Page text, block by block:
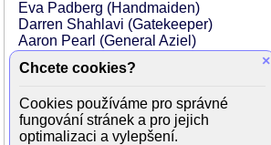
Eva Padberg (Handmaiden)
Darren Shahlavi (Gatekeeper)
Aaron Pearl (General Aziel)
Ron Selmour (General Hallette)
Stephen Park (Armed Slave)
Marcel Maillard (Merchant)
Daniel Boileau (Slave)
×
Chcete cookies?
Cookies používáme pro správné
fungování stránek a pro jejich
optimalizaci a vylepšení.